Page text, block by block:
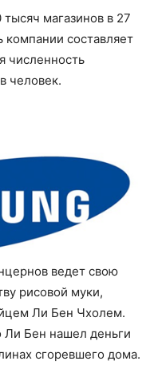
магазинов в 27
компании составляет
численность
человек.
ведет свою
рисовой муки,
Ли Бен Чхолем.
Ли Бен нашел деньги
сгоревшего дома.